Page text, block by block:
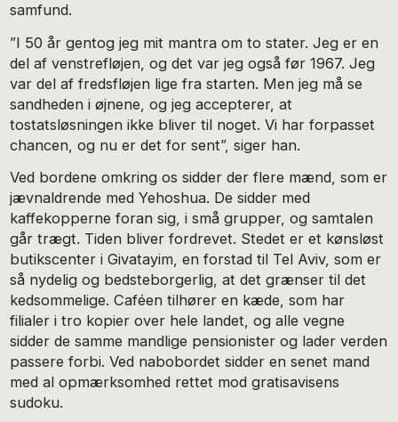
samfund.
”I 50 år gentog jeg mit mantra om to stater. Jeg er en
del af venstrefløjen, og det var jeg også før 1967. Jeg
var del af fredsfløjen lige fra starten. Men jeg må se
sandheden i øjnene, og jeg accepterer, at
tostatsløsningen ikke bliver til noget. Vi har forpasset
chancen, og nu er det for sent”, siger han.
Ved bordene omkring os sidder der flere mænd, som er
jævnaldrende med Yehoshua. De sidder med
kaffekopperne foran sig, i små grupper, og samtalen
går trægt. Tiden bliver fordrevet. Stedet er et kønsløst
butikscenter i Givatayim, en forstad til Tel Aviv, som er
så nydelig og bedsteborgerlig, at det grænser til det
kedsommelige. Caféen tilhører en kæde, som har
filialer i tro kopier over hele landet, og alle vegne
sidder de samme mandlige pensionister og lader verden
passere forbi. Ved nabobordet sidder en senet mand
med al opmærksomhed rettet mod gratisavisens
sudoku.